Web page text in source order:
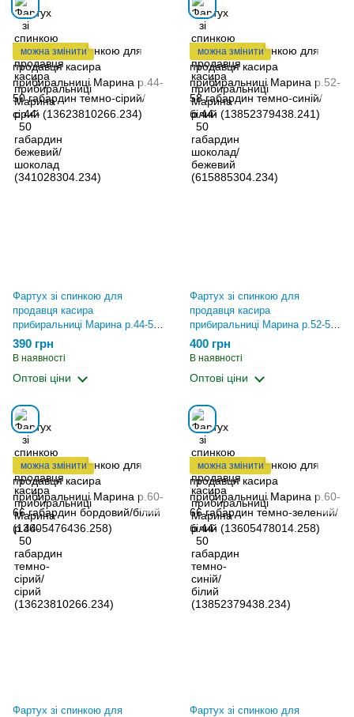
можна змінити
Фартух зі спинкою для
продавця касира
прибиральниці Марина р.44-50
габардин темно-сірий/сірий
(13623810266.234)
390 грн
В наявності
Оптові ціни
можна змінити
Фартух зі спинкою для
продавця касира
прибиральниці Марина р.52-58
габардин темно-синій/білий
(13852379438.241)
400 грн
В наявності
Оптові ціни
можна змінити
Фартух зі спинкою для
можна змінити
Фартух зі спинкою для